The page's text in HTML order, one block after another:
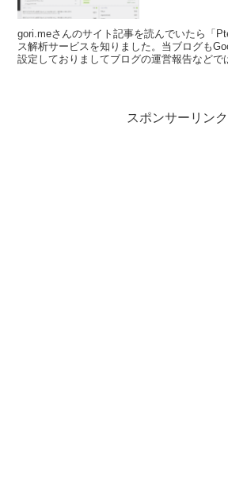
gori.meさんのサイト記事を読んでいたら「
ス解析サービスを知りました。当ブログも
設定しておりましてブログの運営報告などで
スポンサーリンク